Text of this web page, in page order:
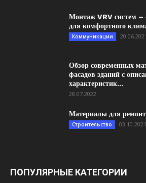
Монтаж VRV систем –
для комфортного
Коммуникации 20.06.2021
Обзор современных
фасадов зданий с
характеристик...
28.07.2022
Материалы для
Строительство 03.10.2021
ПОПУЛЯРНЫЕ КАТЕГОРИИ